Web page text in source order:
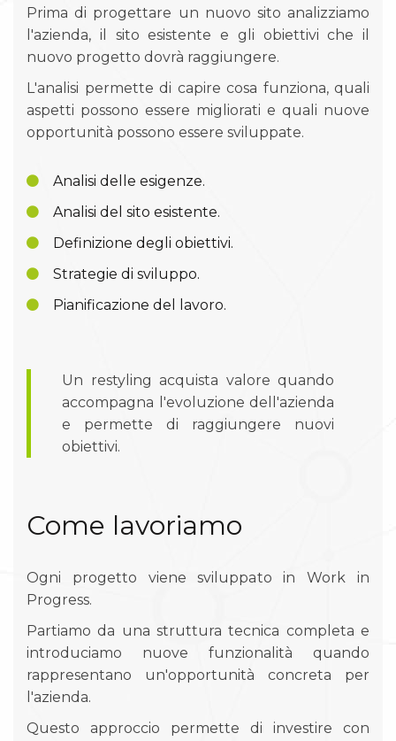
Prima di progettare un nuovo sito analizziamo
l'azienda, il sito esistente e gli obiettivi che il
nuovo progetto dovrà raggiungere.
L'analisi permette di capire cosa funziona, quali
aspetti possono essere migliorati e quali nuove
opportunità possono essere sviluppate.
Analisi delle esigenze.
Analisi del sito esistente.
Definizione degli obiettivi.
Strategie di sviluppo.
Pianificazione del lavoro.
Un restyling acquista valore quando
accompagna l'evoluzione dell'azienda
e permette di raggiungere nuovi
obiettivi.
Come lavoriamo
Ogni progetto viene sviluppato in Work in
Progress.
Partiamo da una struttura tecnica completa e
introduciamo nuove funzionalità quando
rappresentano un'opportunità concreta per
l'azienda.
Questo approccio permette di investire con